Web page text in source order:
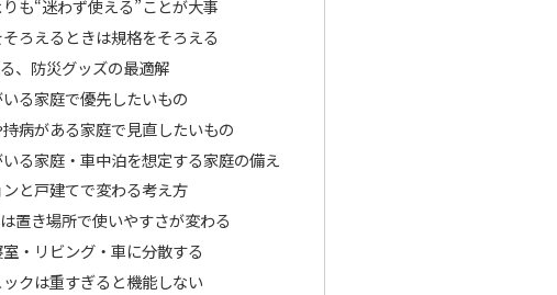
も“迷わず使える”ことが大事
ろえるときは規格をそろえる
、防災グッズの最適解
る家庭で優先したいもの
病がある家庭で見直したいもの
る家庭・車中泊を想定する家庭の備え
と戸建てで変わる考え方
置き場所で使いやすさが変わる
・リビング・車に分散する
クは重すぎると機能しない